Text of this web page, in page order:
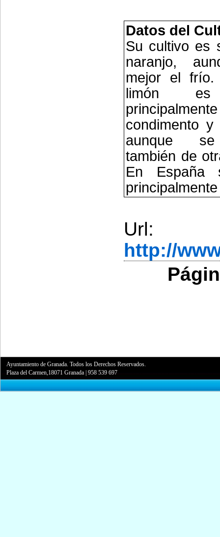
Datos del
Su cultivo es
naranjo,
mejor el
limón es
condimento y
aunque
también de
En España
Url:
http://
Ayuntamiento de Granada. Todos los Derechos Reservados.
Plaza del Carmen,18071 Granada |958 539 697